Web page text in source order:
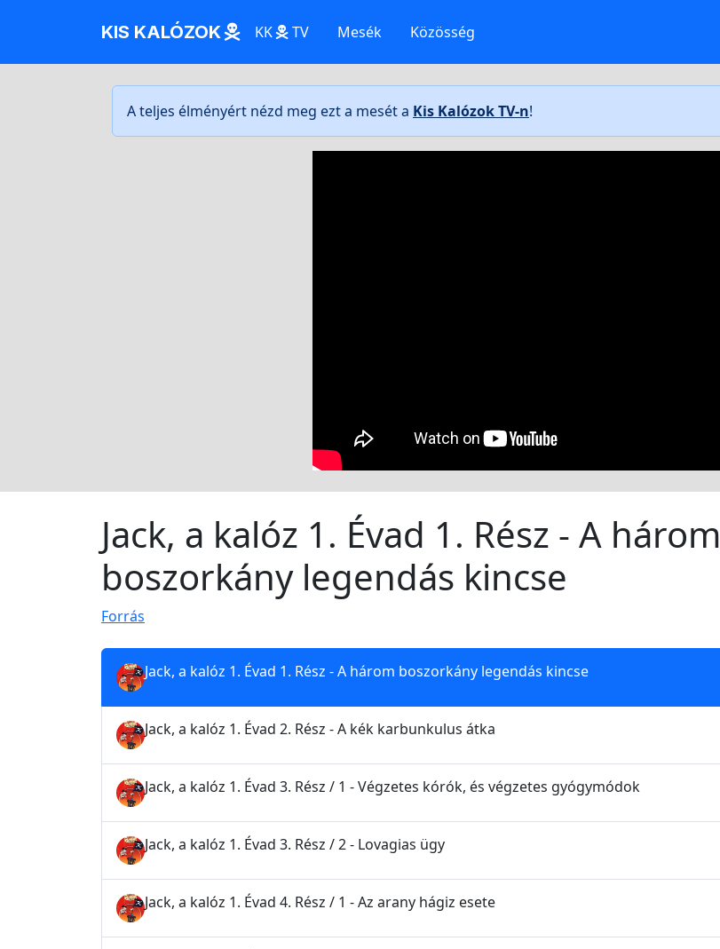
KIS KALÓZOK KK TV Mesék Közösség
A teljes élményért nézd meg ezt a mesét a Kis Kalózok TV-n!
Jack, a kalóz 1. Évad 1. Rész - A három
boszorkány legendás kincse
Forrás
Jack, a kalóz 1. Évad 1. Rész - A három boszorkány legendás kincse
Jack, a kalóz 1. Évad 2. Rész - A kék karbunkulus átka
Jack, a kalóz 1. Évad 3. Rész / 1 - Végzetes kórók, és végzetes gyógymódok
Jack, a kalóz 1. Évad 3. Rész / 2 - Lovagias ügy
Jack, a kalóz 1. Évad 4. Rész / 1 - Az arany hágiz esete